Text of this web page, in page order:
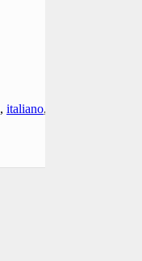
, italiano,